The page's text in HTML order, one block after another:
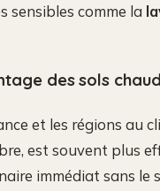
sensibles comme la
des sols
et les régions au
est souvent plus
immédiat sans le